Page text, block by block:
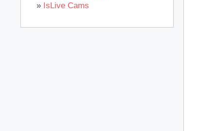
» IsLive Cams